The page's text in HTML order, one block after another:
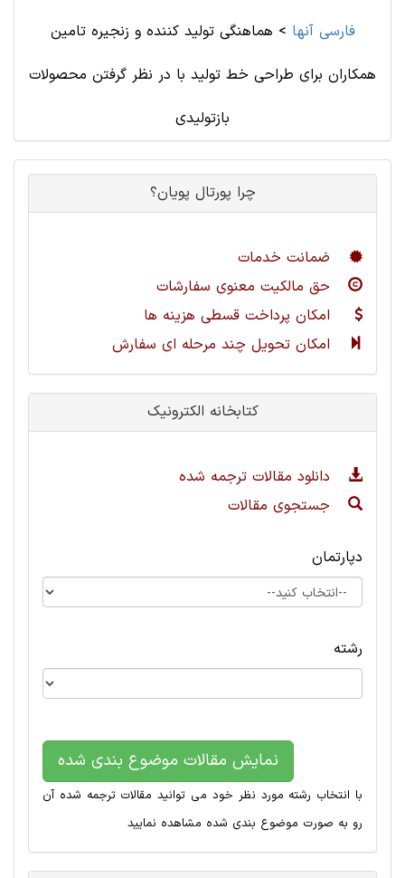
فارسی آنها > هماهنگی تولید کننده و زنجیره تامین
همکاران برای طراحی خط تولید با در نظر گرفتن محصولات
بازتولیدی
چرا پورتال پویان؟
ضمانت خدمات
حق مالکیت معنوی سفارشات
امکان پرداخت قسطی هزینه ها
امکان تحویل چند مرحله ای سفارش
کتابخانه الکترونیک
دانلود مقالات ترجمه شده
جستجوی مقالات
دپارتمان
رشته
نمایش مقالات موضوع بندی شده
با انتخاب رشته مورد نظر خود می توانید مقالات ترجمه شده آن
رو به صورت موضوع بندی شده مشاهده نمایید